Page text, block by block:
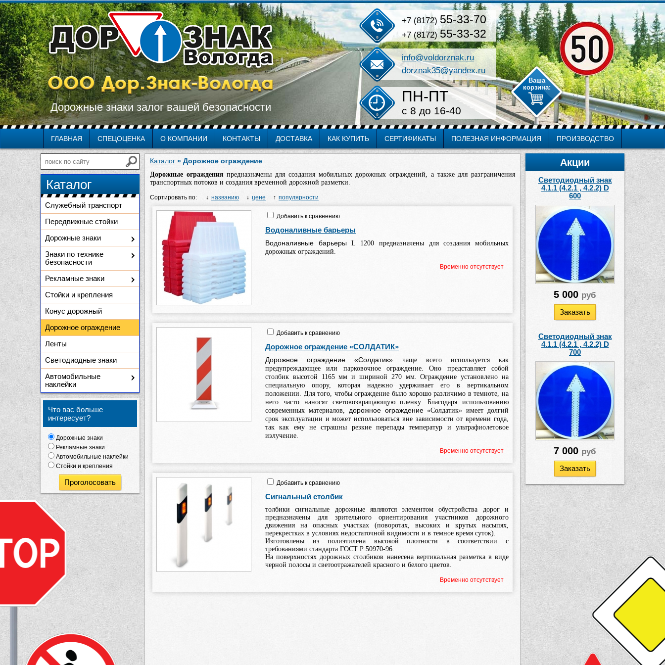
Дорожные знаки залог вашей безопасности
+7 (8172) 55-33-70
+7 (8172) 55-33-32
info@voldorznak.ru
dorznak35@yandex.ru
ПН-ПТ
c 8 до 16-40
ГЛАВНАЯ СПЕЦОЦЕНКА О КОМПАНИИ КОНТАКТЫ ДОСТАВКА КАК КУПИТЬ СЕРТИФИКАТЫ ПОЛЕЗНАЯ ИНФОРМАЦИЯ ПРОИЗВОДСТВО
Каталог
Служебный транспорт
Передвижные стойки
Дорожные знаки
Знаки по технике
безопасности
Рекламные знаки
Стойки и крепления
Конус дорожный
Дорожное ограждение
Ленты
Светодиодные знаки
Автомобильные
наклейки
Что вас больше
интересует?
Дорожные знаки
Рекламные знаки
Автомобильные наклейки
Стойки и крепления
Проголосовать
Акции
Светодиодный знак
4.1.1 (4.2.1 , 4.2.2) D
600
5 000 руб
Заказать
Светодиодный знак
4.1.1 (4.2.1 , 4.2.2) D
700
7 000 руб
Заказать
Каталог » Дорожное ограждение
Дорожные огражденияпредназначены для создания мобильных дорожных ограждений, а также для разграничения
транспортных потоков и создания временной дорожной разметки.
Сортировать по: названию цене популярности
Добавить к сравнению
Водоналивные барьеры
Водоналивные барьерыL 1200 предназначены для создания мобильных
дорожных ограждений.
Временно отсутствует
Добавить к сравнению
Дорожное ограждение «СОЛДАТИК»
Дорожное ограждение «Солдатик» чаще всего используется как
предупреждающее или парковочное ограждение. Оно представляет собой
столбик высотой 1165 мм и шириной 270 мм. Ограждение установлено на
специальную опору, которая надежно удерживает его в вертикальном
положении. Для того, чтобы ограждение было хорошо различимо в темноте, на
него часто наносят световозвращающую пленку. Благодаря использованию
современных материалов, дорожное ограждение «Солдатик» имеет долгий
срок эксплуатации и может использоваться вне зависимости от времени года,
так как ему не страшны резкие перепады температур и ультрафиолетовое
излучение.
Временно отсутствует
Добавить к сравнению
Сигнальный столбик
толбики сигнальные дорожные являются элементом обустройства дорог и
предназначены для зрительного ориентирования участников дорожного
движения на опасных участках (поворотах, высоких и крутых насыпях,
перекрестках в условиях недостаточной видимости и в темное время суток).
Изготовлены из полиэтилена высокой плотности в соответствии с
требованиями стандарта ГОСТ Р 50970-96.
На поверхностях дорожных столбиков нанесена вертикальная разметка в виде
черной полосы и светоотражателей красного и белого цветов.
Временно отсутствует